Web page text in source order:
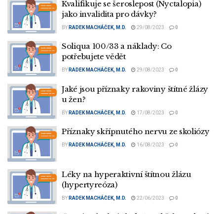
Kvalifikuje se šeroslepost (Nyctalopia)
jako invalidita pro dávky?
BY RADEK MACHÁČEK, M.D. 29/08/2023 0
Soliqua 100/33 a náklady: Co
potřebujete vědět
BY RADEK MACHÁČEK, M.D. 29/08/2023 0
Jaké jsou příznaky rakoviny štítné žlázy
u žen?
BY RADEK MACHÁČEK, M.D. 17/08/2023 0
Příznaky skřípnutého nervu ze skoliózy
BY RADEK MACHÁČEK, M.D. 16/08/2023 0
Léky na hyperaktivní štítnou žlázu
(hypertyreóza)
BY RADEK MACHÁČEK, M.D. 22/06/2023 0